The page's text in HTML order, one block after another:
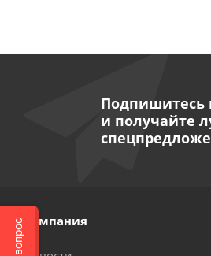
Подпишитесь
и получайте
Компания